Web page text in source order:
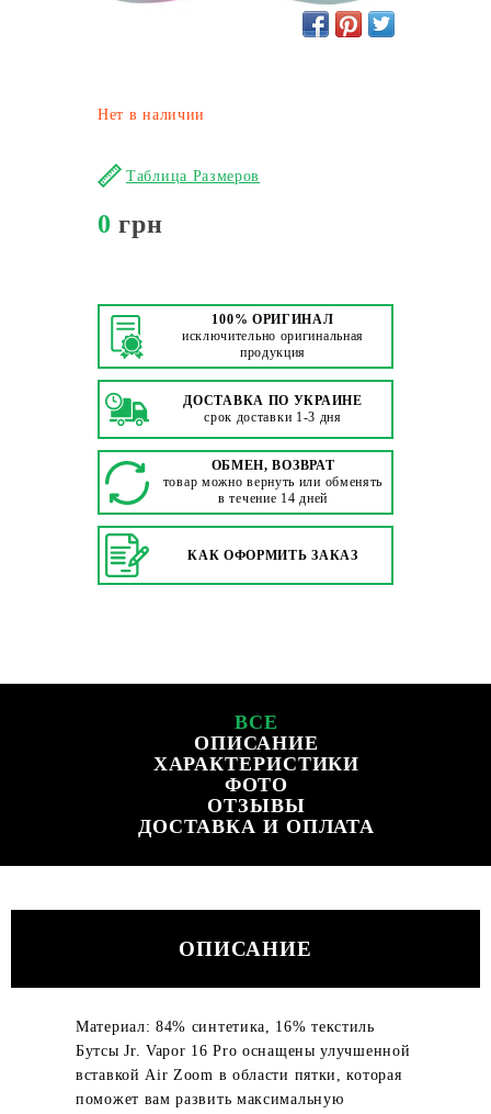
Нет в наличии
Таблица Размеров
0 грн
100% ОРИГИНАЛ
исключительно оригинальная
продукция
ДОСТАВКА ПО УКРАИНЕ
срок доставки 1-3 дня
ОБМЕН, ВОЗВРАТ
товар можно вернуть или обменять
в течение 14 дней
КАК ОФОРМИТЬ ЗАКАЗ
ВСЕ
ОПИСАНИЕ
ХАРАКТЕРИСТИКИ
ФОТО
ОТЗЫВЫ
ДОСТАВКА И ОПЛАТА
ОПИСАНИЕ
Материал: 84% синтетика, 16% текстиль
Бутсы Jr. Vapor 16 Pro оснащены улучшенной
вставкой Air Zoom в области пятки, которая
поможет вам развить максимальную